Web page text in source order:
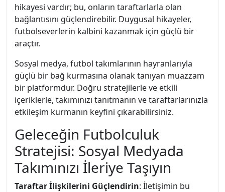
hikayesi vardır; bu, onların taraftarlarla olan
bağlantısını güçlendirebilir. Duygusal hikayeler,
futbolseverlerin kalbini kazanmak için güçlü bir
araçtır.
Sosyal medya, futbol takımlarının hayranlarıyla
güçlü bir bağ kurmasına olanak tanıyan muazzam
bir platformdur. Doğru stratejilerle ve etkili
içeriklerle, takımınızı tanıtmanın ve taraftarlarınızla
etkileşim kurmanın keyfini çıkarabilirsiniz.
Geleceğin Futbolculuk
Stratejisi: Sosyal Medyada
Takımınızı İleriye Taşıyın
Taraftar İlişkilerini Güçlendirin: İletişimin bu